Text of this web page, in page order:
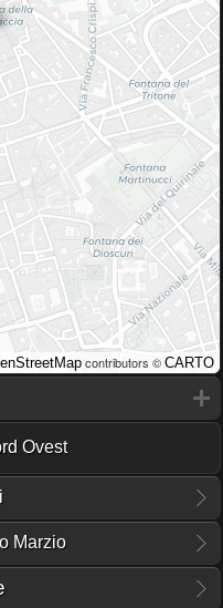
contributors © CARTO
Ovest
Marzio